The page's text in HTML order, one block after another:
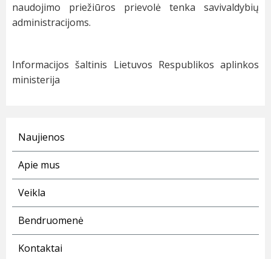
naudojimo priežiūros prievolė tenka savivaldybių
administracijoms.
Informacijos šaltinis Lietuvos Respublikos aplinkos
ministerija
Naujienos
Apie mus
Veikla
Bendruomenė
Kontaktai